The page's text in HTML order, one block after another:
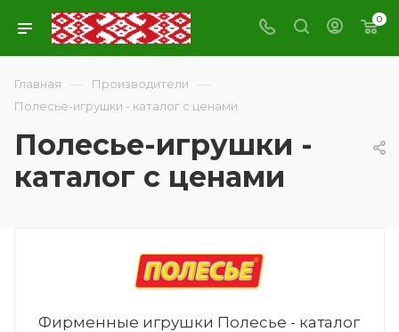
0
Главная — Производители —
Полесье-игрушки - каталог с ценами
Полесье-игрушки -
каталог с ценами
Фирменные игрушки Полесье - каталог